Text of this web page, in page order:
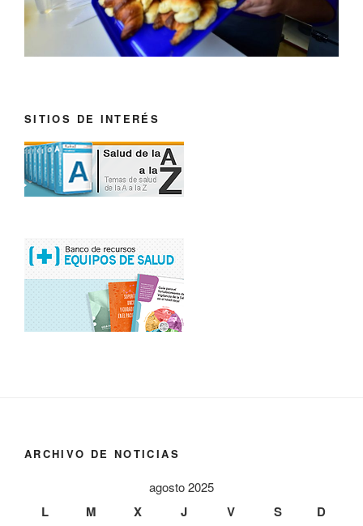
SITIOS DE INTERÉS
ARCHIVO DE NOTICIAS
agosto 2025
L M X J V S D